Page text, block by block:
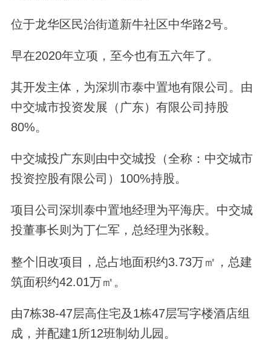
位于龙华区民治街道新牛社区中华路2号。
早在2020年立项，至今也有五六年了。
其开发主体，为深圳市泰中置地有限公司。由
中交城市投资发展（广东）有限公司持股
80%。
中交城投广东则由中交城投（全称：中交城市
投资控股有限公司） 100%持股。
项目公司深圳泰中置地经理为平海庆。中交城
投董事长则为丁仁军，总经理为张毅。
整个旧改项目，总占地面积约3.73万㎡，总建
筑面积约42.01万㎡。
由7栋38-47层高住宅及 1栋47层写字楼酒店组
成，并配建1所12班制幼儿园。